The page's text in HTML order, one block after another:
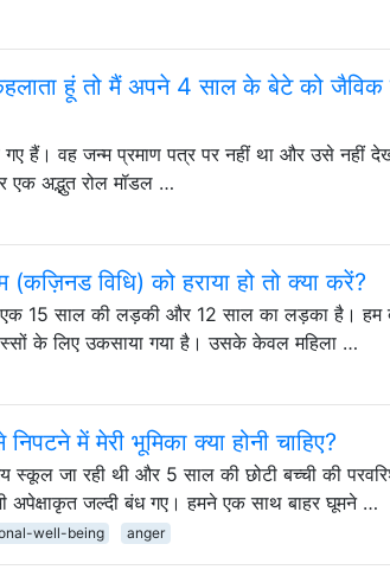
हूं तो मैं अपने 4 साल के बेटे को जैविक
हैं। वह जन्म प्रमाण पत्र पर नहीं था और उसे नहीं
एक अद्भुत रोल मॉडल …
विधि) को हराया हो तो क्या करें?
15 साल की लड़की और 12 साल का लड़का है। हम
के लिए उकसाया गया है। उसके केवल महिला …
में मेरी भूमिका क्या होनी चाहिए?
जा रही थी और 5 साल की छोटी बच्ची की
अपेक्षाकृत जल्दी बंध गए। हमने एक साथ बाहर घूमने …
well-being anger